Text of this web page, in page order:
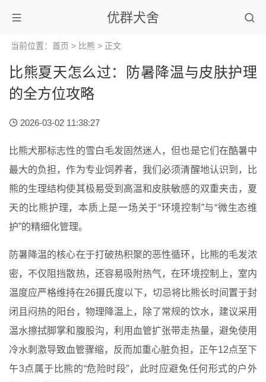
优群犬舍
当前位置： 首页 > 比熊 > 正文
比熊夏天怎么过：防暑降温与皮肤护理
的全方位攻略
2026-03-02 11:38:27
比熊犬那标志性的雪白毛发固然迷人，但也是它们在酷暑中
最大的负担，作为专业饲养者，我们必须清醒地认识到，比
熊的生理结构使其极易受到高温和皮肤敏感的双重夹击，夏
天的比熊护理，本质上是一场关于“环境控制”与“微生态维
护”的精细化管理。
防暑降温的核心在于打破热积聚的恶性循环，比熊的毛发浓
密，不仅阻挡散热，还容易吸附热气，在环境控制上，室内
温度应严格维持在26摄氏度以下，切忌将比熊长时间置于封
闭且闷热的阳台，物理降温上，除了常规的饮水，建议采用
温水擦拭脚掌和腹股沟，利用血管扩张带走热量，避免使用
冷水刺激导致血管骤缩，反而加重心脏负担，正午12点至下
午3点属于比熊的“危险时段”，此时应避免任何形式的户外